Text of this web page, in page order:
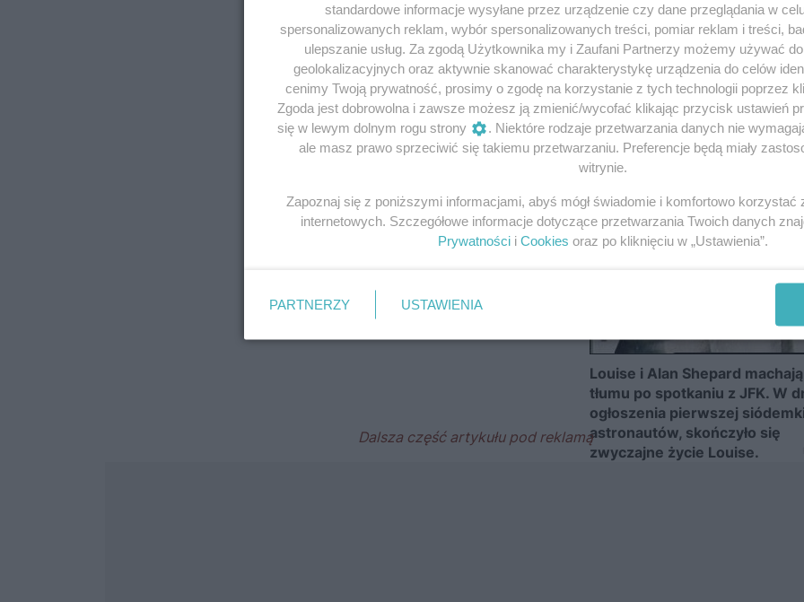
Louise i Alan Shepard
tłumu po spotkaniu z JFK. W
ogłoszenia pierwszej
astronautów, skończyło się
zwyczajne życie Louise.
standardowe informacje wysyłane przez urządzenie czy dane przeglądania w
spersonalizowanych reklam, wybór spersonalizowanych treści, pomiar reklam i treści,
ulepszanie usług. Za zgodą Użytkownika my i Zaufani Partnerzy możemy używać
geolokalizacyjnych oraz aktywnie skanować charakterystykę urządzenia do celów
cenimy Twoją prywatność, prosimy o zgodę na korzystanie z tych technologii poprzez
Zgoda jest dobrowolna i zawsze możesz ją zmienić/wycofać klikając przycisk ustawień
się w lewym dolnym rogu strony
. Niektóre rodzaje przetwarzania danych nie
ale masz prawo sprzeciwić się takiemu przetwarzaniu. Preferencje będą miały
witrynie.
Zapoznaj się z poniższymi informacjami, abyś mógł świadomie i komfortowo
internetowych. Szczegółowe informacje dotyczące przetwarzania Twoich danych
Prywatności i Cookies oraz po kliknięciu w „Ustawienia”.
PARTNERZY USTAWIENIA